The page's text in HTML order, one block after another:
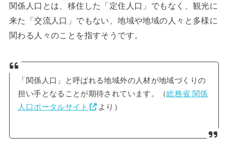
関係人口とは、移住した「定住人口」でもなく、観光に
来た「交流人口」でもない、地域や地域の人々と多様に
関わる人々のことを指すそうです。
「関係人口」と呼ばれる地域外の人材が地域づくりの
担い手となることが期待されています。（総務省 関係
人口ポータルサイト
より）